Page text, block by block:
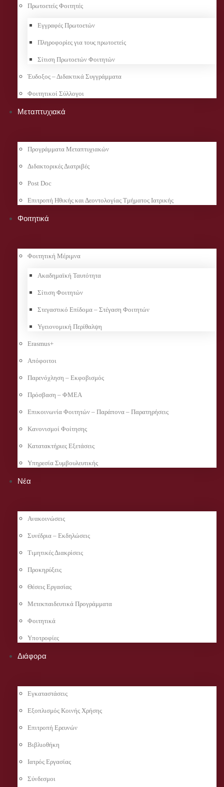
Πρωτοετείς Φοιτητές
Εγγραφές Πρωτοετών
Πληροφορίες για τους πρωτοετείς
Σίτιση Πρωτοετών Φοιτητών
Έυδοξος – Διδακτικά Συγγράμματα
Φοιτητικοί Σύλλογοι
Μεταπτυχιακά
Προγράμματα Μεταπτυχιακών
Διδακτορικές Διατριβές
Post Doc
Επιτροπή Ηθικής και Δεοντολογίας Τμήματος Ιατρικής
Φοιτητικά
Φοιτητική Μέριμνα
Ακαδημαϊκή Ταυτότητα
Σίτιση Φοιτητών
Στεγαστικό Επίδομα – Στέγαση Φοιτητών
Υγειονομική Περίθαλψη
Erasmus+
Απόφοιτοι
Παρενόχληση – Εκφοβισμός
Πρόσβαση – ΦΜΕΑ
Επικοινωνία Φοιτητών – Παράπονα – Παρατηρήσεις
Κανονισμοί Φοίτησης
Κατατακτήριες Εξετάσεις
Υπηρεσία Συμβουλευτικής
Νέα
Ανακοινώσεις
Συνέδρια – Εκδηλώσεις
Τιμητικές Διακρίσεις
Προκηρύξεις
Θέσεις Εργασίας
Μετεκπαιδευτικά Προγράμματα
Φοιτητικά
Υποτροφίες
Διάφορα
Εγκαταστάσεις
Εξοπλισμός Κοινής Χρήσης
Επιτροπή Ερευνών
Βιβλιοθήκη
Ιατρός Εργασίας
Σύνδεσμοι